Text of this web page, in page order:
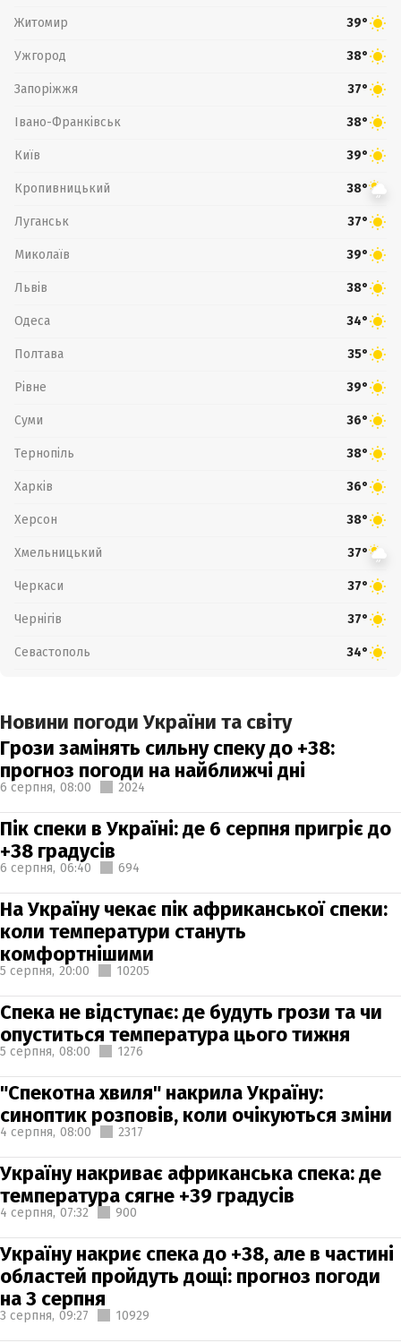
Житомир 39°
Ужгород 38°
Запоріжжя 37°
Івано-Франківськ 38°
Київ 39°
Кропивницький 38°
Луганськ 37°
Миколаїв 39°
Львів 38°
Одеса 34°
Полтава 35°
Рівне 39°
Суми 36°
Тернопіль 38°
Харків 36°
Херсон 38°
Хмельницький 37°
Черкаси 37°
Чернігів 37°
Севастополь 34°
Новини погоди України та світу
Грози замінять сильну спеку до +38:
прогноз погоди на найближчі дні
6 серпня, 08:00 2024
Пік спеки в Україні: де 6 серпня пригріє до
+38 градусів
6 серпня, 06:40 694
На Україну чекає пік африканської спеки:
коли температури стануть
комфортнішими
5 серпня, 20:00 10205
Спека не відступає: де будуть грози та чи
опуститься температура цього тижня
5 серпня, 08:00 1276
"Спекотна хвиля" накрила Україну:
синоптик розповів, коли очікуються зміни
4 серпня, 08:00 2317
Україну накриває африканська спека: де
температура сягне +39 градусів
4 серпня, 07:32 900
Україну накриє спека до +38, але в частині
областей пройдуть дощі: прогноз погоди
на 3 серпня
3 серпня, 09:27 10929